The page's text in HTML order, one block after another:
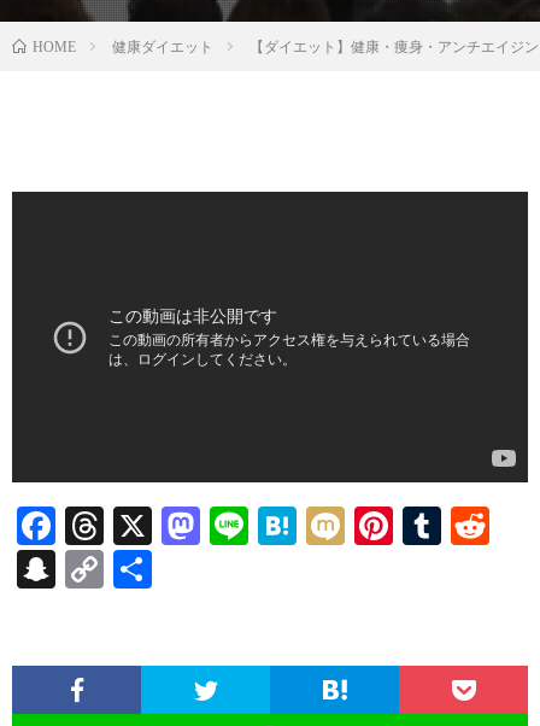
HOME 健康ダイエット 【ダイエット】健康・痩身・アンチエイジ
F
ac
e
o
T
hr
ea
X
M
o
Li H
a
M Pi
t
T
r
t
S
pc
C